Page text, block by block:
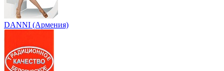
DANNI (Армения)